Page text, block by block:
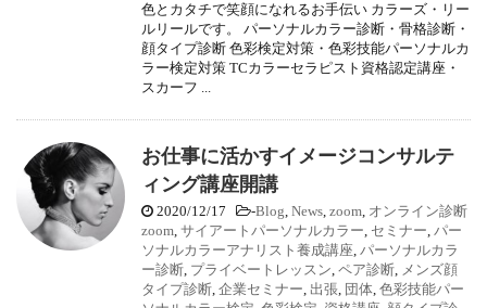
色とカタチで笑顔になれるお手伝い カラーズ・リー
ルリールです。 パーソナルカラー診断・骨格診断・
顔タイプ診断 色彩検定対策・色彩技能パーソナルカ
ラー検定対策 TCカラーセラピスト資格認定講座・
スカーフ ...
お仕事に活かすイメージコンサルテ
ィング講座開講
2020/12/17 -Blog, News, zoom, オンライン診断
zoom, サイアートパーソナルカラー, セミナー, パー
ソナルカラーアナリスト養成講座, パーソナルカラ
ー診断, プライベートレッスン, ペア診断, メンズ顔
タイプ診断, 企業セミナー, 出張, 団体, 色彩技能パー